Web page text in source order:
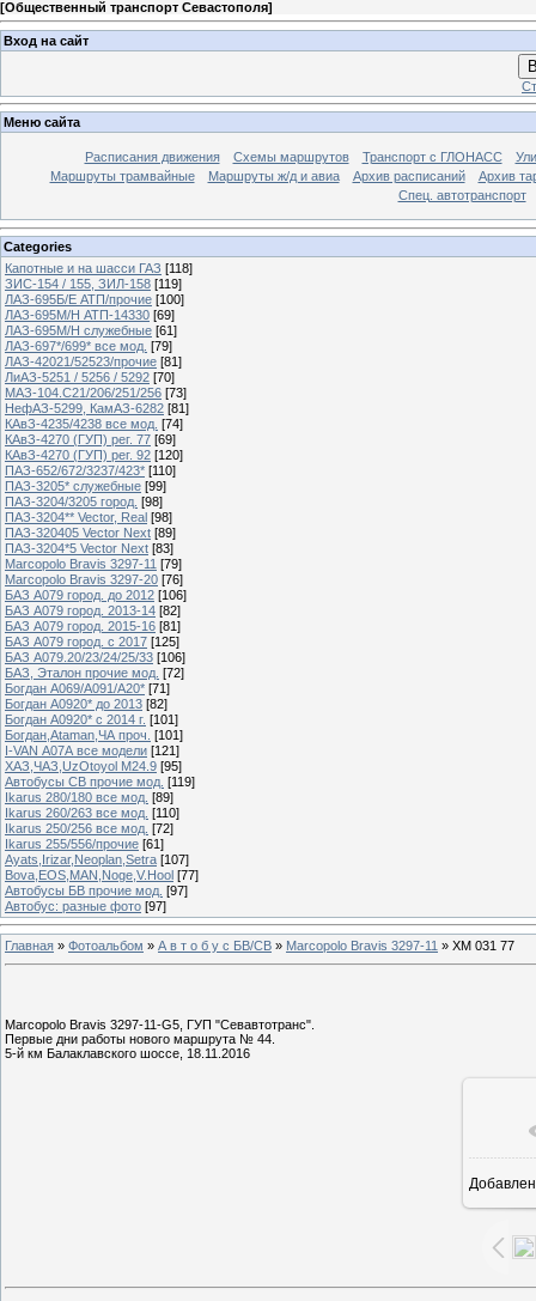
[Общественный транспорт Севастополя]
Вход на сайт
Меню сайта
Расписания движения Схемы маршрутов Транспорт с ГЛОНАСС
Маршруты трамвайные
Маршруты ж/д и авиа Архив расписаний
Архив
Спец. автотранспорт
Categories
Капотные и на шасси ГАЗ [118]
ЗИС-154 / 155, ЗИЛ-158 [119]
ЛАЗ-695Б/Е АТП/прочие [100]
ЛАЗ-695М/Н АТП-14330 [69]
ЛАЗ-695М/Н служебные [61]
ЛАЗ-697*/699* все мод. [79]
ЛАЗ-42021/52523/прочие [81]
ЛиАЗ-5251 / 5256 / 5292 [70]
МАЗ-104.C21/206/251/256 [73]
НефАЗ-5299, КамАЗ-6282 [81]
КАвЗ-4235/4238 все мод. [74]
КАвЗ-4270 (ГУП) рег. 77 [69]
КАвЗ-4270 (ГУП) рег. 92 [120]
ПАЗ-652/672/3237/423* [110]
ПАЗ-3205* служебные [99]
ПАЗ-3204/3205 город. [98]
ПАЗ-3204** Vector, Real [98]
ПАЗ-320405 Vector Next [89]
ПАЗ-3204*5 Vector Next [83]
Marcopolo Bravis 3297-11 [79]
Marcopolo Bravis 3297-20 [76]
БАЗ А079 город. до 2012 [106]
БАЗ А079 город. 2013-14 [82]
БАЗ А079 город. 2015-16 [81]
БАЗ А079 город. с 2017 [125]
БАЗ А079.20/23/24/25/33 [106]
БАЗ, Эталон прочие мод. [72]
Богдан А069/А091/А20* [71]
Богдан А0920* до 2013 [82]
Богдан А0920* с 2014 г. [101]
Богдан,Ataman,ЧА проч. [101]
I-VAN А07А все модели [121]
ХАЗ,ЧАЗ,UzOtoyol M24.9 [95]
Автобусы СВ прочие мод. [119]
Ikarus 280/180 все мод. [89]
Ikarus 260/263 все мод. [110]
Ikarus 250/256 все мод. [72]
Ikarus 255/556/прочие [61]
Ayats,Irizar,Neoplan,Setra [107]
Bova,EOS,MAN,Noge,V.Hool [77]
Автобусы БВ прочие мод. [97]
Автобус: разные фото [97]
Главная » Фотоальбом » А в т о б у с БВ/СВ » Marcopolo Bravis 3297-11 » ХМ 031 77
Marcopolo Bravis 3297-11-G5, ГУП "Севавтотранс".
Первые дни работы нового маршрута № 44.
5-й км Балаклавского шоссе, 18.11.2016